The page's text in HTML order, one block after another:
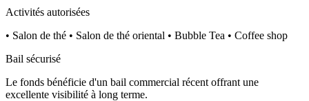
Activités autorisées
• Salon de thé • Salon de thé oriental • Bubble Tea • Coffee shop
Bail sécurisé
Le fonds bénéficie d'un bail commercial récent offrant une
excellente visibilité à long terme.